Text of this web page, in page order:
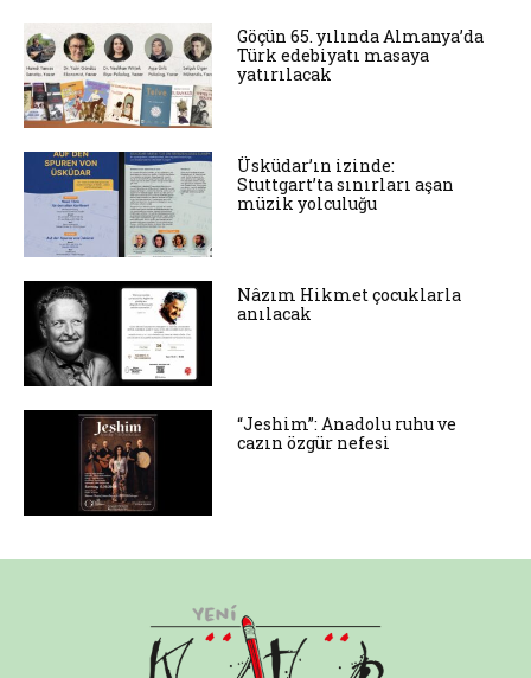
Göçün 65. yılında Almanya’da
Türk edebiyatı masaya
yatırılacak
Üsküdar’ın izinde:
Stuttgart’ta sınırları aşan
müzik yolculuğu
Nâzım Hikmet çocuklarla
anılacak
“Jeshim”: Anadolu ruhu ve
cazın özgür nefesi